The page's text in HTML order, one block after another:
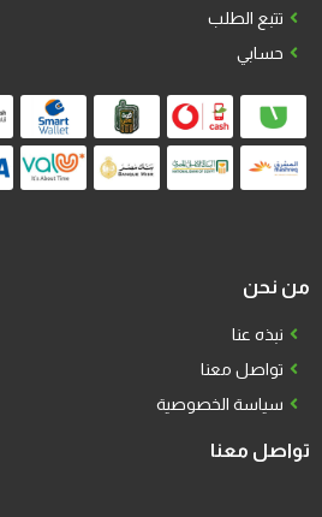
تتبع الطلب
حسابي
من نحن
نبذه عنا
تواصل معنا
سياسة الخصوصية
تواصل معنا